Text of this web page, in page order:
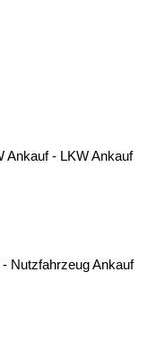
Ankauf- LKW Ankauf
- Nutzfahrzeug Ankauf